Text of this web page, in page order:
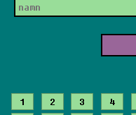
1 2 3 4